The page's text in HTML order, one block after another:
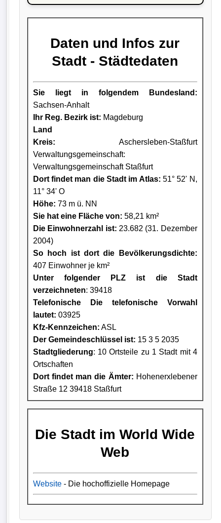
Daten und Infos zur
Stadt - Städtedaten
Sie liegt in folgendem Bundesland:
Sachsen-Anhalt
Ihr Reg. Bezirk ist: Magdeburg
Land
Kreis: Aschersleben-Staßfurt
Verwaltungsgemeinschaft:
Verwaltungsgemeinschaft Staßfurt
Dort findet man die Stadt im Atlas: 51° 52' N,
11° 34' O
Höhe: 73 m ü. NN
Sie hat eine Fläche von: 58,21 km²
Die Einwohnerzahl ist: 23.682 (31. Dezember
2004)
So hoch ist dort die Bevölkerungsdichte:
407 Einwohner je km²
Unter folgender PLZ ist die Stadt
verzeichneten: 39418
Telefonische Die telefonische Vorwahl
lautet: 03925
Kfz-Kennzeichen: ASL
Der Gemeindeschlüssel ist: 15 3 5 2035
Stadtgliederung: 10 Ortsteile zu 1 Stadt mit 4
Ortschaften
Dort findet man die Ämter: Hohenerxlebener
Straße 12 39418 Staßfurt
Die Stadt im World Wide
Web
Website- Die hochoffizielle Homepage